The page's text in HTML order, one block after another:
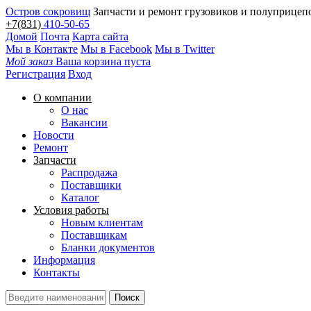
Остров сокровищ Запчасти и ремонт грузовиков и
+7(831) 410-50-65
Домой Почта Карта сайта
Мы в Контакте Мы в Facebook Мы в Twitter
Мой заказ Ваша корзина пуста
Регистрация Вход
О компании
О нас
Вакансии
Новости
Ремонт
Запчасти
Распродажа
Поставщики
Каталог
Условия работы
Новым клиентам
Поставщикам
Бланки документов
Информация
Контакты